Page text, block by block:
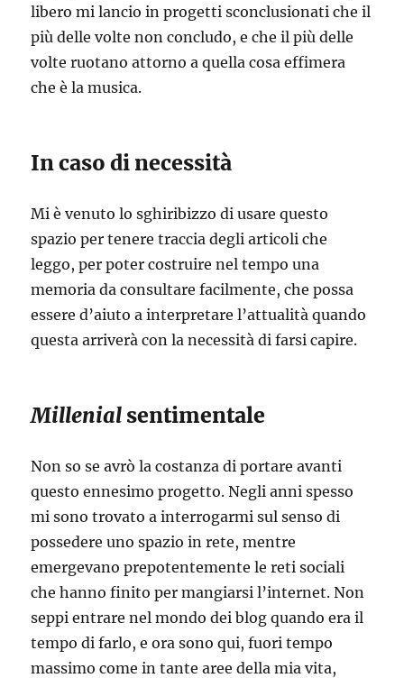
libero mi lancio in progetti sconclusionati che il
più delle volte non concludo, e che il più delle
volte ruotano attorno a quella cosa effimera
che è la musica.
In caso di necessità
Mi è venuto lo sghiribizzo di usare questo
spazio per tenere traccia degli articoli che
leggo, per poter costruire nel tempo una
memoria da consultare facilmente, che possa
essere d’aiuto a interpretare l’attualità quando
questa arriverà con la necessità di farsi capire.
Millenial sentimentale
Non so se avrò la costanza di portare avanti
questo ennesimo progetto. Negli anni spesso
mi sono trovato a interrogarmi sul senso di
possedere uno spazio in rete, mentre
emergevano prepotentemente le reti sociali
che hanno finito per mangiarsi l’internet. Non
seppi entrare nel mondo dei blog quando era il
tempo di farlo, e ora sono qui, fuori tempo
massimo come in tante aree della mia vita,